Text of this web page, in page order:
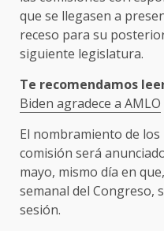
que se llegasen a
receso para su
siguiente legislatura.
Te recomendamos
Biden agradece a AMLO
El nombramiento de
comisión será
mayo, mismo día en
semanal del Congreso,
sesión.